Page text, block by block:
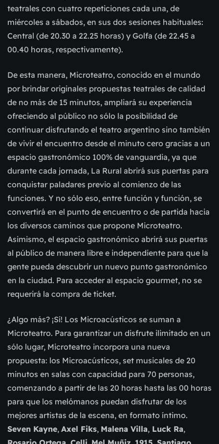
teatrales con cuatro repeticiones cada una, de
miércoles a sábados, en sus dos sesiones habituales:
Central (de 20.30 a 22.25 horas) y Golfa (de 22.45 a
00.40 horas, respectivamente).
De esta manera, Microteatro, conocido en el mundo
por brindar originales propuestas teatrales de calidad
de no más de 15 minutos, ampliará su experiencia
ofreciendo al público no sólo la posibilidad de
continuar disfrutando el teatro argentino sino también
de vivir el encuentro desde el minuto cero gracias a un
espacio gastronómico 100% de vanguardia, ya que
durante cada jornada, La Rural abrirá sus puertas para
conquistar paladares previo al comienzo de las
funciones. Y no sólo eso, entre función y función, se
convertirá en el punto de encuentro o de partida hacia
los diversos caminos que propone Microteatro.
Asimismo, el espacio gastronómico abrirá sus puertas
al público de manera libre e independiente para que la
gente pueda descubrir un nuevo punto gastronómico
en la ciudad. Para acceder al espacio gourmet, no se
requerirá la compra de ticket.
¿Algo más? ¡Sí! Los Microacústicos se suman a
Microteatro. Para garantizar un disfrute ilimitado en un
sólo lugar, Microteatro incorpora una nueva
propuesta: los Microacústicos, set musicales de 20
minutos en salas con capacidad para 70 personas,
comenzando a partir de las 20 horas hasta las 00 horas
para que los melómanos puedan disfrutar de los
mejores artistas de la escena, en formato íntimo.
Seven Kayne, Axel Fiks, Malena Villa, Luck Ra,